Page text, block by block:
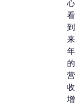
心
看
到
来
年
的
营
收
增